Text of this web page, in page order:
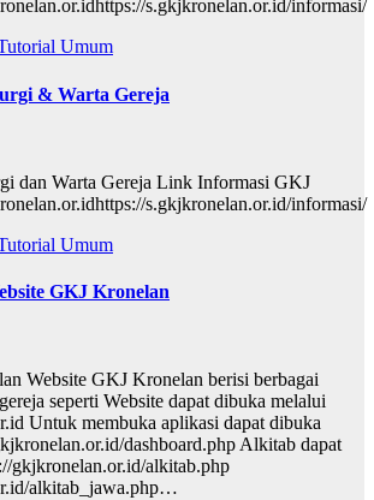
s.gkjkronelan.or.id/informasi/
Umum
& Warta Gereja
dan Warta Gereja Link Informasi GKJ
s.gkjkronelan.or.id/informasi/
Umum
GKJ Kronelan
Website GKJ Kronelan berisi berbagai
seperti Website dapat dibuka melalui
Untuk membuka aplikasi dapat dibuka
dashboard.php Alkitab dapat
gkjkronelan.or.id/alkitab.php
alkitab_jawa.php…